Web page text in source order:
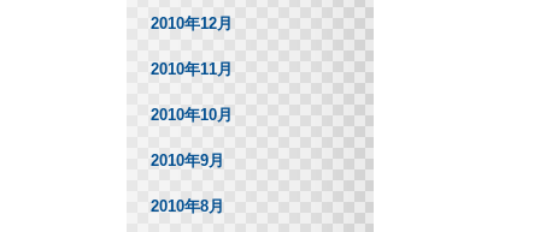
2010年12月
2010年11月
2010年10月
2010年9月
2010年8月